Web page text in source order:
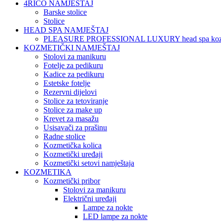
4RICO NAMJEŠTAJ
Barske stolice
Stolice
HEAD SPA NAMJEŠTAJ
PLEASURE PROFESSIONAL LUXURY head spa
KOZMETIČKI NAMJEŠTAJ
Stolovi za manikuru
Fotelje za pedikuru
Kadice za pedikuru
Estetske fotelje
Rezervni dijelovi
Stolice za tetoviranje
Stolice za make up
Krevet za masažu
Usisavači za prašinu
Radne stolice
Kozmetička kolica
Kozmetički uređaji
Kozmetički setovi namještaja
KOZMETIKA
Kozmetički pribor
Stolovi za manikuru
Električni uređaji
Lampe za nokte
LED lampe za nokte